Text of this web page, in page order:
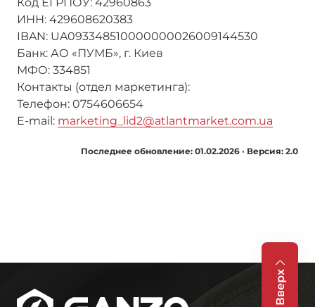
ИНН: 429608620383
IBAN: UA093348510000000026009144530
Банк: АО «ПУМБ», г. Киев
МФО: 334851
Контакты (отдел маркетинга):
Телефон: 0754606654
E-mail: marketing_lid2@atlantmarket.com.ua
Последнее обновление: 01.02.2026 · Версия: 2.0
Вверх